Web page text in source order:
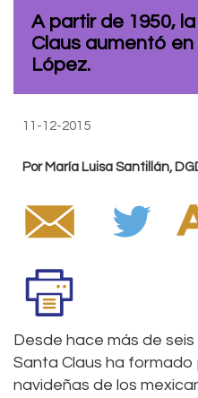
A partir de 1950,
Claus aumentó en
López.
11-12-2015
Por María Luisa Santillán,
Desde hace más de
Santa Claus ha
navideñas de los